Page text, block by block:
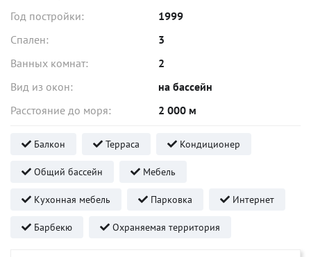
Год постройки:
1999
Спален:
3
Ванных комнат:
2
Вид из окон:
на бассейн
Расстояние до моря:
2 000 м
Балкон Терраса Кондиционер
Общий бассейн Мебель
Кухонная мебель Парковка Интернет
Барбекю Охраняемая территория